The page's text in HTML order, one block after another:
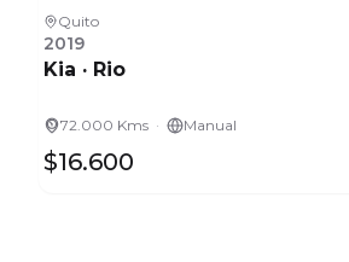
Quito
2019
Kia · Rio
72.000 Kms · Manual
$16.600